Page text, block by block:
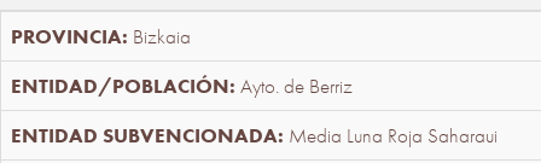
Bizkaia
Ayto. de Berriz
Media Luna Roja Saharaui